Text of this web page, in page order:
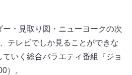
・見取り図・ニューヨークの次
テレビでしか見ることができな
いく総合バラエティ番組『ジョ
）。